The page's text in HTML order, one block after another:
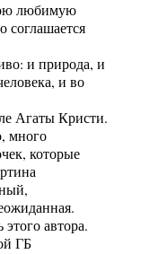
любимую
соглашается
и природа, и
и во
Агаты Кристи.
много
которые
автора.
ГБ